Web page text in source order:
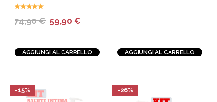
74,90€ 59,90 €
AGGIUNGI AL CARRELLO AGGIUNGI AL CARRELLO
-15% -26%